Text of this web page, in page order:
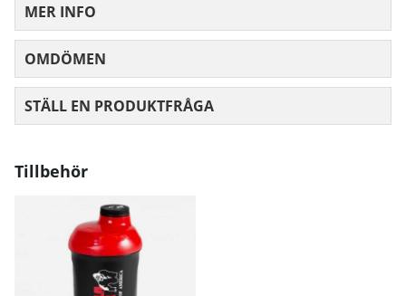
MER INFO
OMDÖMEN
STÄLL EN PRODUKTFRÅGA
Tillbehör